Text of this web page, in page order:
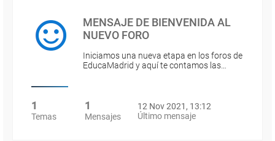
MENSAJE DE BIENVENIDA AL
NUEVO FORO
Iniciamos una nueva etapa en los foros de
EducaMadrid y aquí te contamos las…
1
Temas
1
Mensajes
12 Nov 2021, 13:12
Último mensaje